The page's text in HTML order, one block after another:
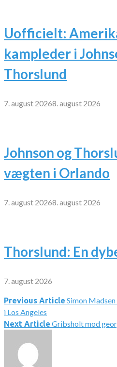
Uofficielt:
kampleder i
Thorslund
7. august 20268. august 2026
Johnson og
vægten i Orlando
7. august 20268. august 2026
Thorslund: En
7. august 2026
Previous Article Simon
i Los Angeles
Next Article Gribsholt mod